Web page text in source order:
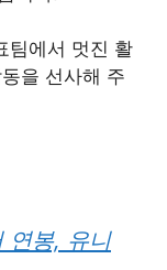
팀에서 멋진 활
을 선사해 주
연봉, 유니